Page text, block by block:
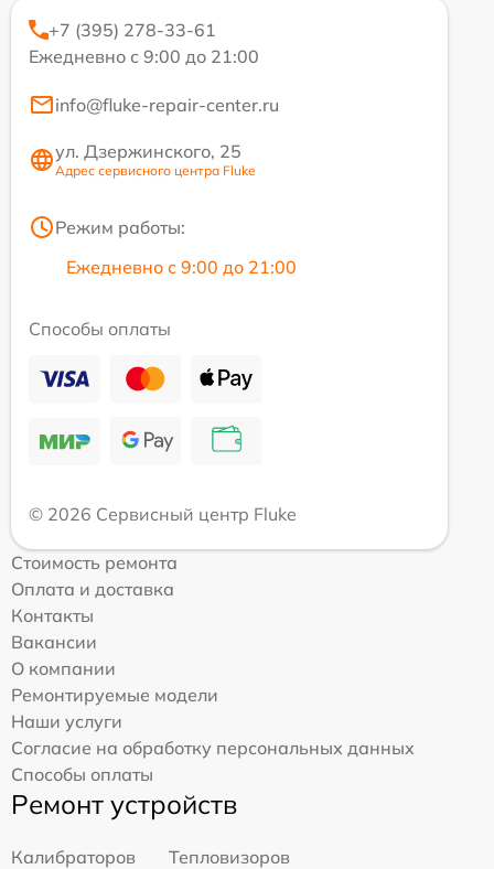
+7 (395) 278-33-61
Ежедневно с 9:00 до 21:00
info@fluke-repair-center.ru
ул. Дзержинского, 25
Адрес сервисного центра Fluke
Режим работы:
Ежедневно с 9:00 до 21:00
Способы оплаты
© 2026 Сервисный центр Fluke
Стоимость ремонта
Оплата и доставка
Контакты
Вакансии
О компании
Ремонтируемые модели
Наши услуги
Согласие на обработку персональных данных
Способы оплаты
Ремонт устройств
Калибраторов
Тепловизоров